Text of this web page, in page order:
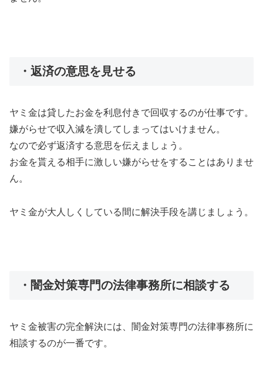
・返済の意思を見せる
ヤミ金は貸したお金を利息付きで回収するのが仕事です。
嫌がらせで収入減を潰してしまってはいけません。
なので必ず返済する意思を伝えましょう。
お金を貰える相手に激しい嫌がらせをすることはありませ
ん。
ヤミ金が大人しくしている間に解決手段を講じましょう。
・闇金対策専門の法律事務所に相談する
ヤミ金被害の完全解決には、闇金対策専門の法律事務所に
相談するのが一番です。